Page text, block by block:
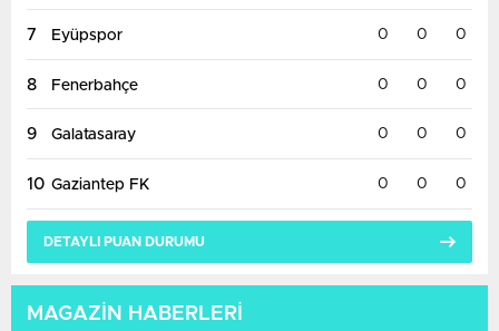
7 Eyüpspor 0 0 0
8 Fenerbahçe 0 0 0
9 Galatasaray 0 0 0
10 Gaziantep FK 0 0 0
DETAYLI PUAN DURUMU
MAGAZİN HABERLERİ